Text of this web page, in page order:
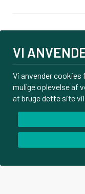
PBS tilmelding
Om os
Kontakt
Handelsbetingelser
© Danfoods ApS –
VI
Vi anvender cookies
mulige oplevelse af
at bruge dette site